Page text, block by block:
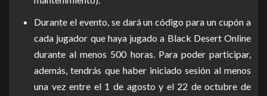
Durante el evento, se dará un código para un cupón a
cada jugador que haya jugado a Black Desert Online
durante al menos 500 horas. Para poder participar,
además, tendrás que haber iniciado sesión al menos
una vez entre el 1 de agosto y el 22 de octubre de